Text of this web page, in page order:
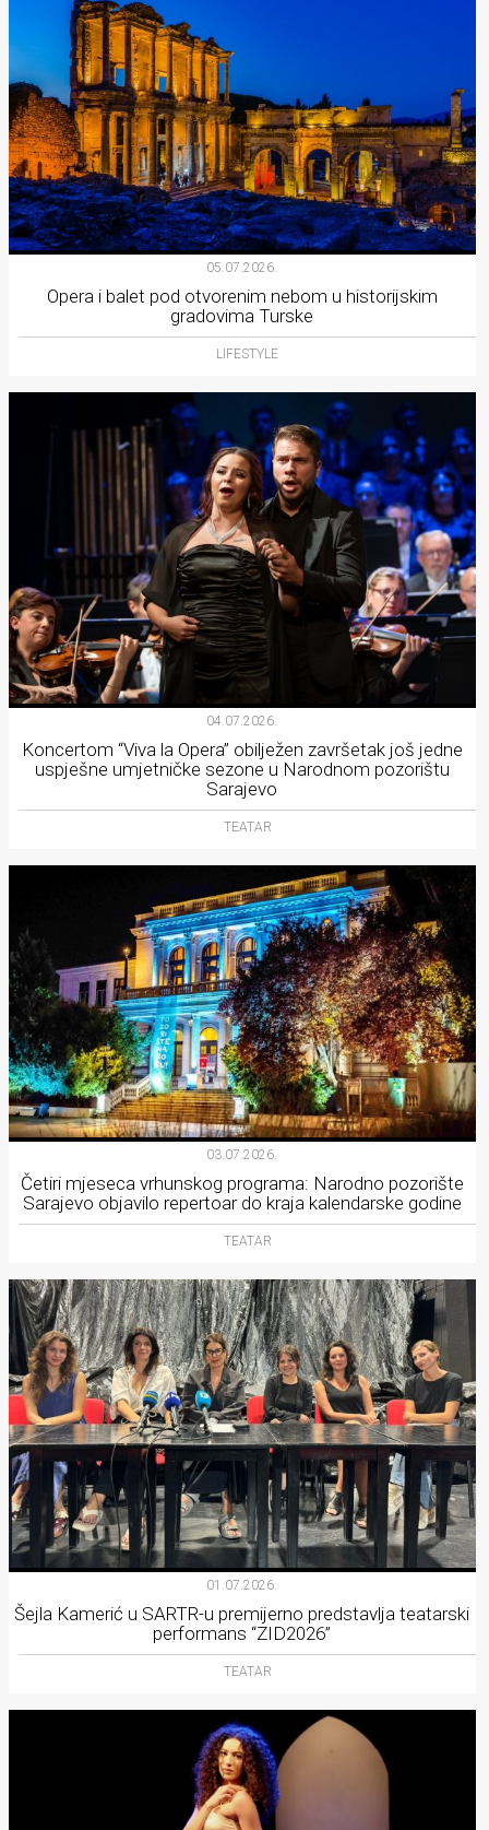
05.07.2026.
Opera i balet pod otvorenim nebom u historijskim
gradovima Turske
LIFESTYLE
04.07.2026.
Koncertom “Viva la Opera” obilježen završetak još jedne
uspješne umjetničke sezone u Narodnom pozorištu
Sarajevo
TEATAR
03.07.2026.
Četiri mjeseca vrhunskog programa: Narodno pozorište
Sarajevo objavilo repertoar do kraja kalendarske godine
TEATAR
01.07.2026.
Šejla Kamerić u SARTR-u premijerno predstavlja teatarski
performans “ZID2026”
TEATAR